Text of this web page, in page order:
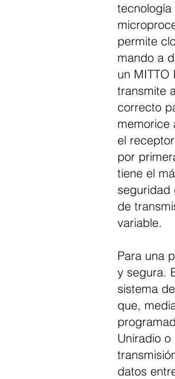
tecnología
permite
mando a
un MITTO
transmite
correcto
memorice
el
por
tiene el
seguridad
de
variable.
Para una
y segura.
sistema
que,
Uniradio
datos